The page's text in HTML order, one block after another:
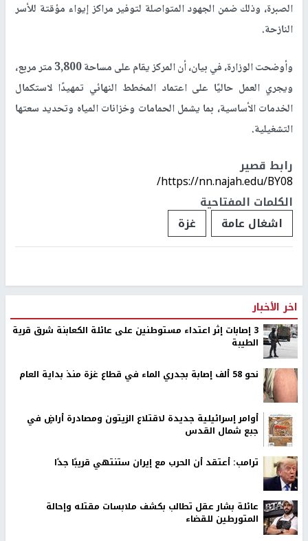
الصبرة، وذلك ضمن الجهود المتواصلة لتوفير مراكز إيواء مؤقتة للأسر
النازحة.
وأوضحت الوزارة، في بيان، أن المركز يقام على مساحة 3,800 متر مربع،
ويجري العمل حاليًا على اعتماد المخطط النهائي تمهيدًا لاستكمال
الخدمات الأساسية، بما يشمل الحمامات وخزانات المياه وتحديد سعتها
التشغيلية.
رابط قصير
https://nn.najah.edu/BY08/
الكلمات المفتاحية
اشغال عامة
غزة
اخر الأخبار
‏3 إصابات إثر اعتداء مستوطنين على عائلة الكعابنة شرق قرية
الطيبة
نحو 58 ألف إصابة بجدري الماء في قطاع غزة منذ بداية العام
أوامر إسرائيلية جديدة لاقتلاع الزيتون ومصادرة أراضٍ في
جبع شمال القدس
ترامب: أعتقد أن الحرب مع إيران ستنتهي قريبًا جدًا
عائلة بشار عقل تطالب بكشف ملابسات مقتله وإحالة
المتورطين للقضاء